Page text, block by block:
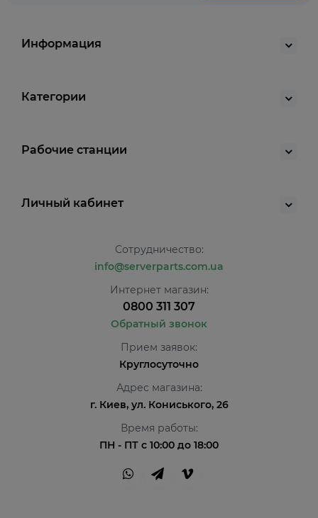
Информация
Категории
Рабочие станции
Личный кабинет
Сотрудничество:
info@serverparts.com.ua
Интернет магазин:
0800 311 307
Обратный звонок
Прием заявок:
Круглосуточно
Адрес магазина:
г. Киев, ул. Кониського, 26
Время работы:
ПН - ПТ с 10:00 до 18:00